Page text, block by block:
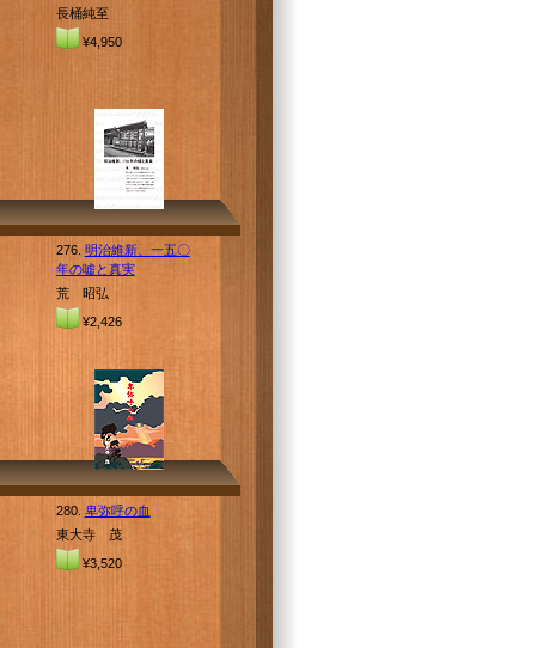
長桶純至
¥4,950
276. 明治維新、一五〇
年の嘘と真実
荒 昭弘
¥2,426
280. 卑弥呼の血
東大寺 茂
¥3,520